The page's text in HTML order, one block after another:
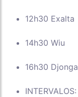
12h30 Exalta
14h30 Wiu
16h30 Djonga